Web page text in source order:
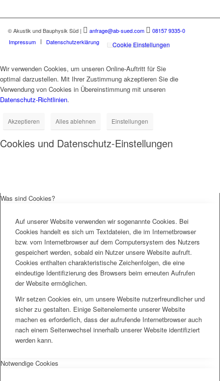
© Akustik und Bauphysik Süd | anfrage@ab-sued.com
08157 9335-0
Impressum
Datenschutzerklärung Cookie Einstellungen
Wir verwenden Cookies, um unseren Online-Auftritt für Sie
optimal darzustellen. Mit Ihrer Zustimmung akzeptieren Sie die
Verwendung von Cookies in Übereinstimmung mit unseren
Datenschutz-Richtlinien.
Akzeptieren Alles ablehnen Einstellungen
Cookies und Datenschutz-Einstellungen
Was sind Cookies?
Auf unserer Website verwenden wir sogenannte Cookies. Bei
Cookies handelt es sich um Textdateien, die im Internetbrowser
bzw. vom Internetbrowser auf dem Computersystem des Nutzers
gespeichert werden, sobald ein Nutzer unsere Website aufruft.
Cookies enthalten charakteristische Zeichenfolgen, die eine
eindeutige Identifizierung des Browsers beim erneuten Aufrufen
der Website ermöglichen.
Wir setzen Cookies ein, um unsere Website nutzerfreundlicher und
sicher zu gestalten. Einige Seitenelemente unserer Website
machen es erforderlich, dass der aufrufende Internetbrowser auch
nach einem Seitenwechsel innerhalb unserer Website identifiziert
werden kann.
Notwendige Cookies